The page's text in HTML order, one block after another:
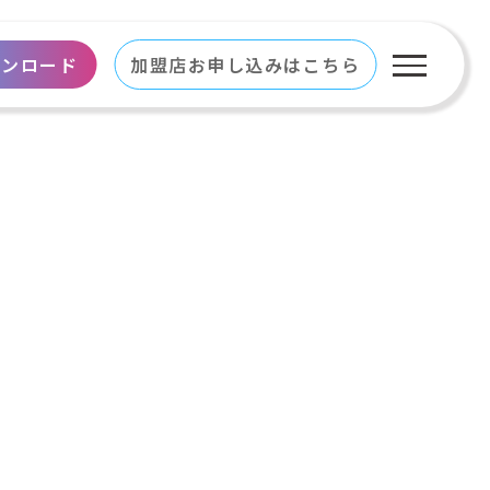
ロード 加盟店お申し込みはこちら